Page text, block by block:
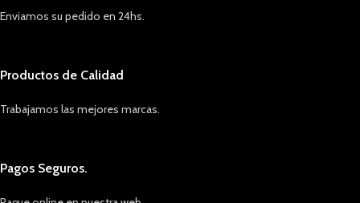
Enviamos su pedido en 24hs.
Productos de Calidad
Trabajamos las mejores marcas.
Pagos Seguros.